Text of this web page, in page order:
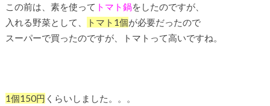
この前は、素を使って トマト鍋をしたのですが、
入れる野菜として、
トマト1個が必要だったので
スーパーで買ったのですが、トマトって高いですね。
1個150円 くらいしました。。。